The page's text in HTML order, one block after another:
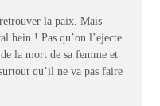
la paix. Mais
hein ! Pas qu’on l’ejecte
la mort de sa femme et
qu’il ne va pas faire